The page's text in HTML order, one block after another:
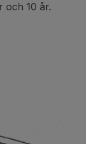
och 10 år.